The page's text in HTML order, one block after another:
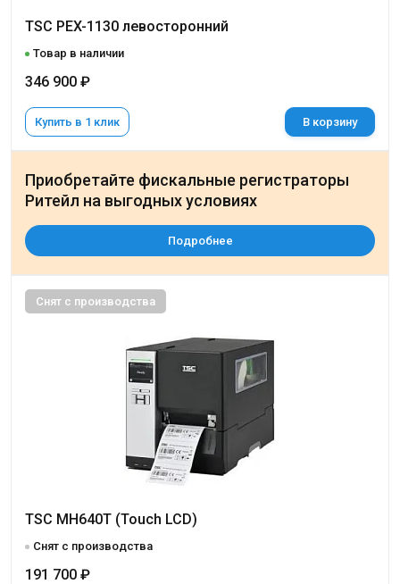
TSC PEX-1130 левосторонний
Товар в наличии
346 900 ₽
Купить в 1 клик В корзину
Снят с производства
TSC MH640T (Touch LCD)
Снят с производства
191 700 ₽
Приобретайте фискальные регистраторы
Ритейл на выгодных условиях
Подробнее